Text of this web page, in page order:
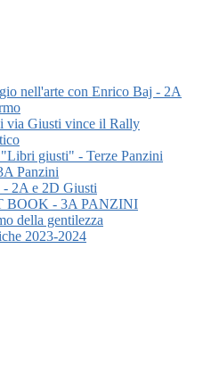
nell'arte con Enrico Baj - 2A
via Giusti vince il Rally
"Libri giusti" - Terze Panzini
Panzini
- 2A e 2D Giusti
BOOK - 3A PANZINI
della gentilezza
2023-2024